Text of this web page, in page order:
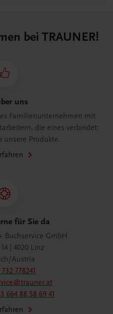
bei TRAUNER!
uns
Familienunternehmen mit
die eines verbindet:
unsere Produkte.
für Sie da
Buchservice GmbH
| 4020 Linz
Austria
778241
664 88 58 69 41